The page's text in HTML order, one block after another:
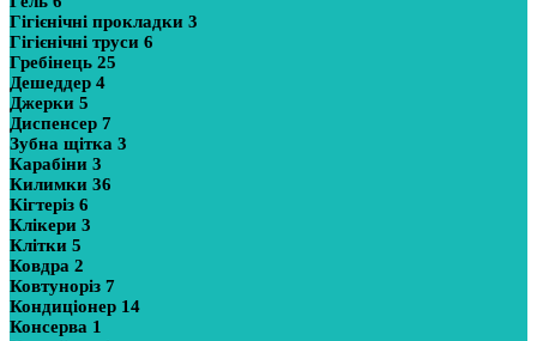
Гігієнічні прокладки 3
Гігієнічні труси 6
Гребінець 25
Дешеддер 4
Джерки 5
Диспенсер 7
Зубна щітка 3
Карабіни 3
Килимки 36
Кігтеріз 6
Клікери 3
Клітки 5
Ковдра 2
Ковтуноріз 7
Кондиціонер 14
Консерва 1